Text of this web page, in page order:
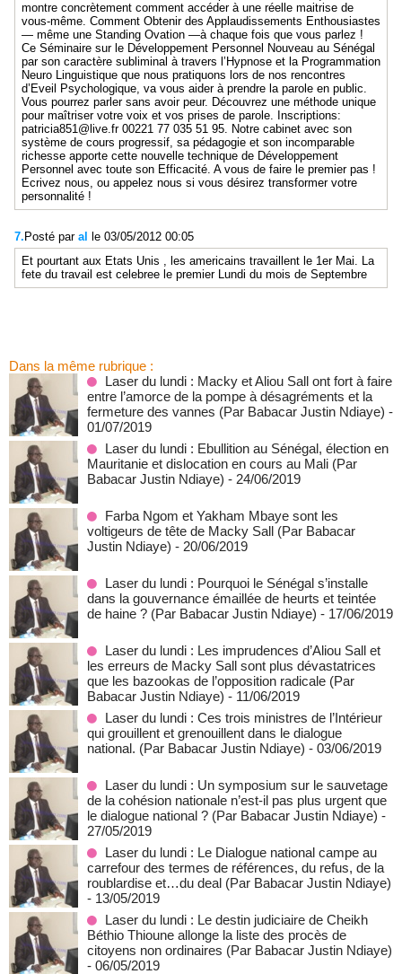
montre concrètement comment accéder à une réelle maitrise de
vous-même. Comment Obtenir des Applaudissements Enthousiastes
— même une Standing Ovation —à chaque fois que vous parlez !
Ce Séminaire sur le Développement Personnel Nouveau au Sénégal
par son caractère subliminal à travers l’Hypnose et la Programmation
Neuro Linguistique que nous pratiquons lors de nos rencontres
d’Eveil Psychologique, va vous aider à prendre la parole en public.
Vous pourrez parler sans avoir peur. Découvrez une méthode unique
pour maîtriser votre voix et vos prises de parole. Inscriptions:
patricia851@live.fr 00221 77 035 51 95. Notre cabinet avec son
système de cours progressif, sa pédagogie et son incomparable
richesse apporte cette nouvelle technique de Développement
Personnel avec toute son Efficacité. A vous de faire le premier pas !
Ecrivez nous, ou appelez nous si vous désirez transformer votre
personnalité !
7.Posté par al le 03/05/2012 00:05
Et pourtant aux Etats Unis , les americains travaillent le 1er Mai. La
fete du travail est celebree le premier Lundi du mois de Septembre
Dans la même rubrique :
Laser du lundi : Macky et Aliou Sall ont fort à faire
entre l’amorce de la pompe à désagréments et la
fermeture des vannes (Par Babacar Justin Ndiaye) -
01/07/2019
Laser du lundi : Ebullition au Sénégal, élection en
Mauritanie et dislocation en cours au Mali (Par
Babacar Justin Ndiaye) - 24/06/2019
Farba Ngom et Yakham Mbaye sont les
voltigeurs de tête de Macky Sall (Par Babacar
Justin Ndiaye) - 20/06/2019
Laser du lundi : Pourquoi le Sénégal s’installe
dans la gouvernance émaillée de heurts et teintée
de haine ? (Par Babacar Justin Ndiaye) - 17/06/2019
Laser du lundi : Les imprudences d’Aliou Sall et
les erreurs de Macky Sall sont plus dévastatrices
que les bazookas de l’opposition radicale (Par
Babacar Justin Ndiaye) - 11/06/2019
Laser du lundi : Ces trois ministres de l’Intérieur
qui grouillent et grenouillent dans le dialogue
national. (Par Babacar Justin Ndiaye) - 03/06/2019
Laser du lundi : Un symposium sur le sauvetage
de la cohésion nationale n’est-il pas plus urgent que
le dialogue national ? (Par Babacar Justin Ndiaye) -
27/05/2019
Laser du lundi : Le Dialogue national campe au
carrefour des termes de références, du refus, de la
roublardise et…du deal (Par Babacar Justin Ndiaye)
- 13/05/2019
Laser du lundi : Le destin judiciaire de Cheikh
Béthio Thioune allonge la liste des procès de
citoyens non ordinaires (Par Babacar Justin Ndiaye)
- 06/05/2019